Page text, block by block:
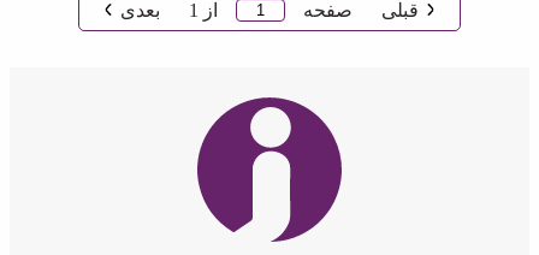
قبلی صفحه از 1 بعدی